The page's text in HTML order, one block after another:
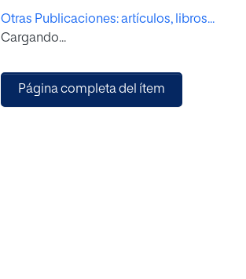
Otras Publicaciones: artículos, libros...
Cargando...
Página completa del ítem